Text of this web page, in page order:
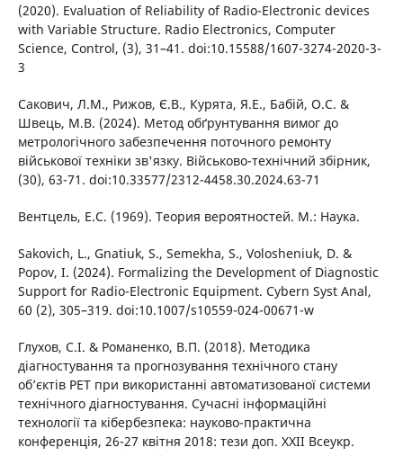
(2020). Evaluation of Reliability of Radio-Electronic devices
with Variable Structure. Radio Electronics, Computer
Science, Control, (3), 31–41. doi:10.15588/1607-3274-2020-3-
3
Сакович, Л.М., Рижов, Є.В., Курята, Я.Е., Бабій, О.С. &
Швець, М.В. (2024). Метод обґрунтування вимог до
метрологічного забезпечення поточного ремонту
військової техніки зв'язку. Військово-технічний збірник,
(30), 63-71. doi:10.33577/2312-4458.30.2024.63-71
Вентцель, Е.С. (1969). Теория вероятностей. М.: Наука.
Sakovich, L., Gnatiuk, S., Semekha, S., Volosheniuk, D. &
Popov, I. (2024). Formalizing the Development of Diagnostic
Support for Radio-Electronic Equipment. Cybern Syst Anal,
60 (2), 305–319. doi:10.1007/s10559-024-00671-w
Глухов, С.І. & Романенко, В.П. (2018). Методика
діагностування та прогнозування технічного стану
об’єктів РЕТ при використанні автоматизованої системи
технічного діагностування. Сучасні інформаційні
технології та кібербезпека: науково-практична
конференція, 26-27 квітня 2018: тези доп. XXII Всеукр.